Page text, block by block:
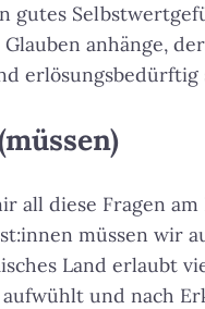
gutes
anhänge,
erlösungsbedürftig
all diese Fragen
müssen wir
Land erlaubt
aufwühlt und nach